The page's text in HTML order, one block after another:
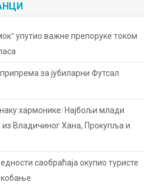
упутио важне препоруке током
за јубиларни Футсал
хармонике: Најбољи млади
Владичиног Хана, Прокупља и
саобраћаја окупио туристе